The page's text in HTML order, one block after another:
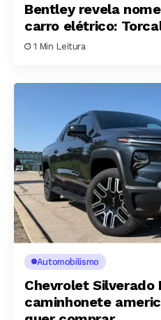
Bentley revela
carro elétrico:
1 Min Leitura
Automobilismo
Chevrolet Silverado
caminhonete